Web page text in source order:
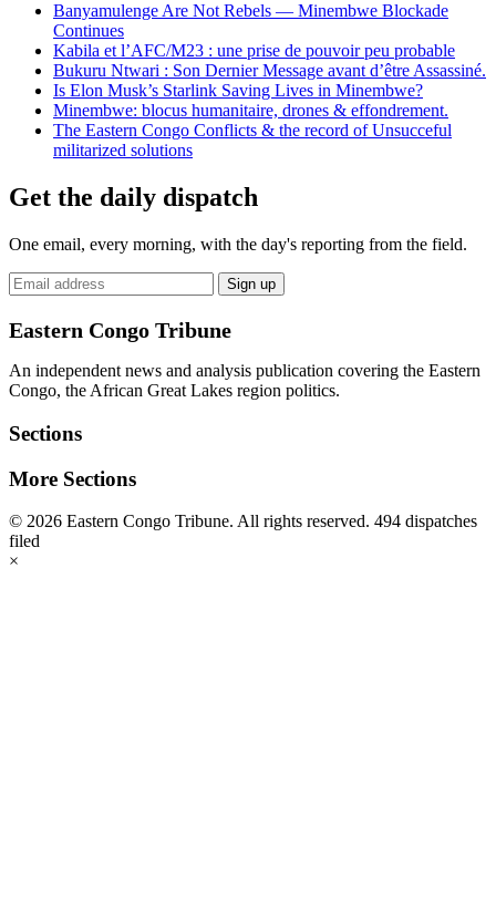
Banyamulenge Are Not Rebels — Minembwe Blockade
Continues
Kabila et l’AFC/M23 : une prise de pouvoir peu probable
Bukuru Ntwari : Son Dernier Message avant d’être Assassiné.
Is Elon Musk’s Starlink Saving Lives in Minembwe?
Minembwe: blocus humanitaire, drones & effondrement.
The Eastern Congo Conflicts & the record of Unsucceful
militarized solutions
Get the daily dispatch
One email, every morning, with the day's reporting from the field.
Email
address
Sign up
Eastern Congo Tribune
An independent news and analysis publication covering the Eastern
Congo, the African Great Lakes region politics.
Sections
More Sections
© 2026 Eastern Congo Tribune. All rights reserved. 494 dispatches
filed
×